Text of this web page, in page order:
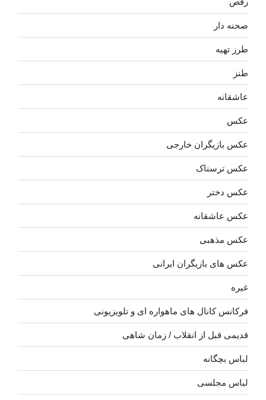
صحنه دار
طرز تهیه
طنز
عاشقانه
عکس
عکس بازیگران خارجی
عکس ترسناک
عکس دختر
عکس عاشقانه
عکس مذهبی
عکس های بازیگران ایرانی
غیره
فرکانس کانال های ماهواره ای و تلویزیونی
قدیمی قبل از انقلاب / زمان شاهی
لباس بچگانه
لباس مجلسی